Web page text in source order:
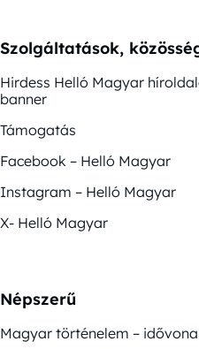
Szolgáltatások,
Hirdess Helló Magyar
banner
Támogatás
Facebook – Helló Magyar
Instagram – Helló Magyar
X- Helló Magyar
Népszerű
Magyar történelem –